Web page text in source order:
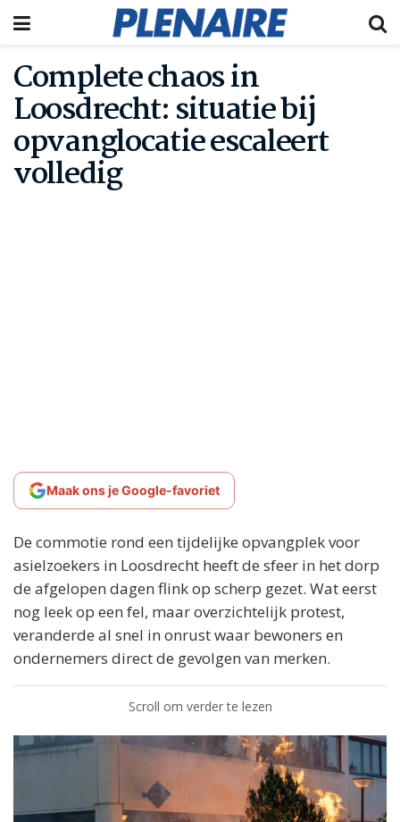
Complete chaos in
Loosdrecht: situatie bij
opvanglocatie escaleert
volledig
Maak ons je Google-favoriet
De commotie rond een tijdelijke opvangplek voor
asielzoekers in Loosdrecht heeft de sfeer in het dorp
de afgelopen dagen flink op scherp gezet. Wat eerst
nog leek op een fel, maar overzichtelijk protest,
veranderde al snel in onrust waar bewoners en
ondernemers direct de gevolgen van merken.
Scroll om verder te lezen